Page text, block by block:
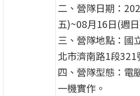
二、營隊日期：
五)~08月16日(週日
三、營隊地點：國
北市濟南路1段321
四、營隊型態：電
一機實作。